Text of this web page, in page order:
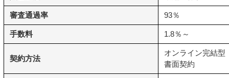
審査通過率 93％
手数料 1.8％～
契約方法
オンライン完結型
書面契約